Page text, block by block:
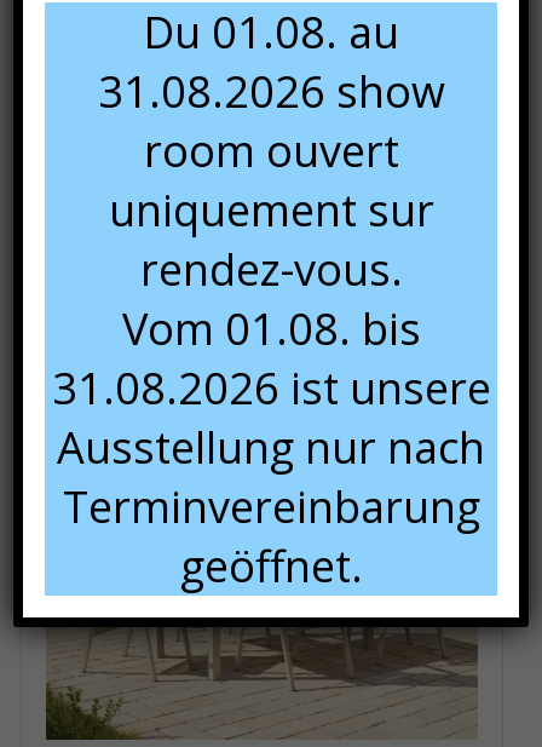
Du 01.08. au
31.08.2026 show
room ouvert
uniquement sur
rendez-vous.
Vom 01.08. bis
31.08.2026 ist unsere
Ausstellung nur nach
Terminvereinbarung
geöffnet.